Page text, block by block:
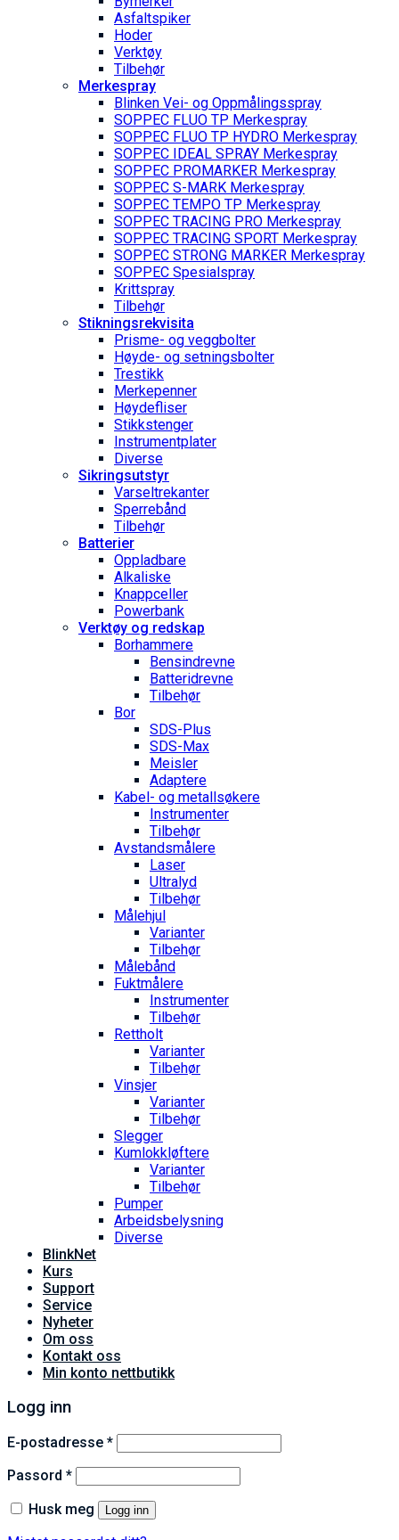
Asfaltspiker
Hoder
Verktøy
Tilbehør
Merkespray
Blinken Vei- og Oppmålingsspray
SOPPEC FLUO TP Merkespray
SOPPEC FLUO TP HYDRO Merkespray
SOPPEC IDEAL SPRAY Merkespray
SOPPEC PROMARKER Merkespray
SOPPEC S-MARK Merkespray
SOPPEC TEMPO TP Merkespray
SOPPEC TRACING PRO Merkespray
SOPPEC TRACING SPORT Merkespray
SOPPEC STRONG MARKER Merkespray
SOPPEC Spesialspray
Krittspray
Tilbehør
Stikningsrekvisita
Prisme- og veggbolter
Høyde- og setningsbolter
Trestikk
Merkepenner
Høydefliser
Stikkstenger
Instrumentplater
Diverse
Sikringsutstyr
Varseltrekanter
Sperrebånd
Tilbehør
Batterier
Oppladbare
Alkaliske
Knappceller
Powerbank
Verktøy og redskap
Borhammere
Bensindrevne
Batteridrevne
Tilbehør
Bor
SDS-Plus
SDS-Max
Meisler
Adaptere
Kabel- og metallsøkere
Instrumenter
Tilbehør
Avstandsmålere
Laser
Ultralyd
Tilbehør
Målehjul
Varianter
Tilbehør
Målebånd
Fuktmålere
Instrumenter
Tilbehør
Rettholt
Varianter
Tilbehør
Vinsjer
Varianter
Tilbehør
Slegger
Kumlokkløftere
Varianter
Tilbehør
Pumper
Arbeidsbelysning
Diverse
BlinkNet
Kurs
Support
Service
Nyheter
Om oss
Kontakt oss
Min konto nettbutikk
Logg inn
E-postadresse *Påkrevd
Passord *Påkrevd
Husk meg Logg inn